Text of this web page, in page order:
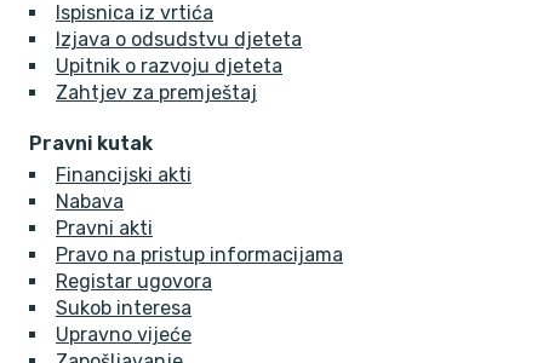
Ispisnica iz vrtića
Izjava o odsudstvu djeteta
Upitnik o razvoju djeteta
Zahtjev za premještaj
Pravni kutak
Financijski akti
Nabava
Pravni akti
Pravo na pristup informacijama
Registar ugovora
Sukob interesa
Upravno vijeće